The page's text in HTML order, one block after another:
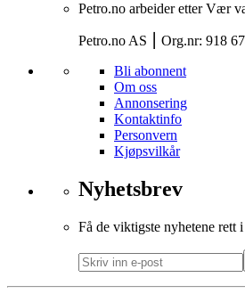
Petro.no arbeider etter Vær
Petro.no AS ⎮ Org.nr: 918
Bli abonnent
Om oss
Annonsering
Kontaktinfo
Personvern
Kjøpsvilkår
Nyhetsbrev
Få de viktigste nyhetene rett